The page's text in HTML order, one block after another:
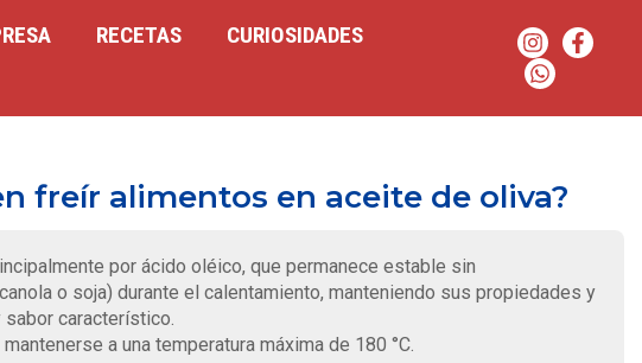
RECETAS
CURIOSIDADES
freír alimentos en aceite de oliva?
por ácido oléico, que permanece estable sin
o soja) durante el calentamiento, manteniendo sus propiedades y
característico.
a una temperatura máxima de 180 °C.